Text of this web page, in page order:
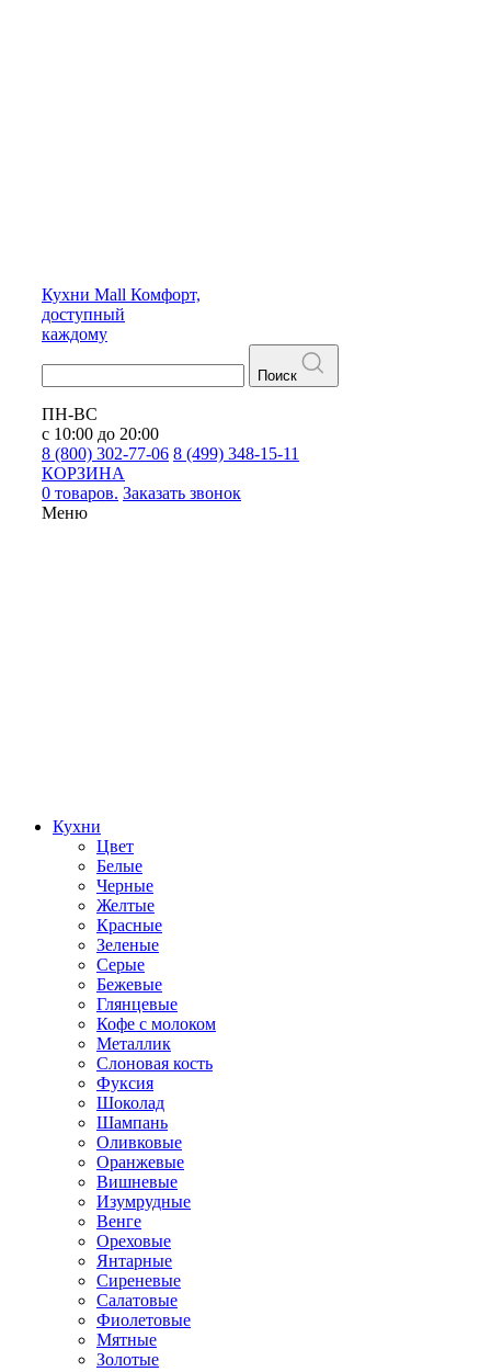
Кухни Mall Комфорт,
доступный
каждому
Поиск
ПН-ВС
с 10:00 до 20:00
8 (800) 302-77-06 8 (499) 348-15-11
КОРЗИНА
0 товаров. Заказать звонок
Меню
Кухни
Цвет
Белые
Черные
Желтые
Красные
Зеленые
Серые
Бежевые
Глянцевые
Кофе с молоком
Металлик
Слоновая кость
Фуксия
Шоколад
Шампань
Оливковые
Оранжевые
Вишневые
Изумрудные
Венге
Ореховые
Янтарные
Сиреневые
Салатовые
Фиолетовые
Мятные
Золотые